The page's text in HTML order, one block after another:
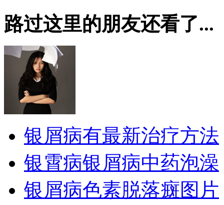
路过这里的朋友还看了...
银屑病有最新治疗方法
银霄病银屑病中药泡澡
银屑病色素脱落癍图片